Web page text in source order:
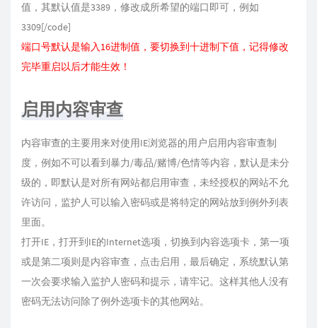
值，其默认值是3389，修改成所希望的端口即可，例如
3309[/code]
端口号默认是输入16进制值，要切换到十进制下值，记得修改
完毕重启以后才能生效！
启用内容审查
内容审查的主要用来对使用IE浏览器的用户启用内容审查制
度，例如不可以看到暴力/毒品/赌博/色情等内容，默认是未分
级的，即默认是对所有网站都启用审查，未经授权的网站不允
许访问，监护人可以输入密码或是将特定的网站放到例外列表
里面。
打开IE，打开到IE的Internet选项，切换到内容选项卡，第一项
或是第二项则是内容审查，点击启用，最后确定，系统默认第
一次会要求输入监护人密码和提示，请牢记。这样其他人没有
密码无法访问除了例外选项卡的其他网站。